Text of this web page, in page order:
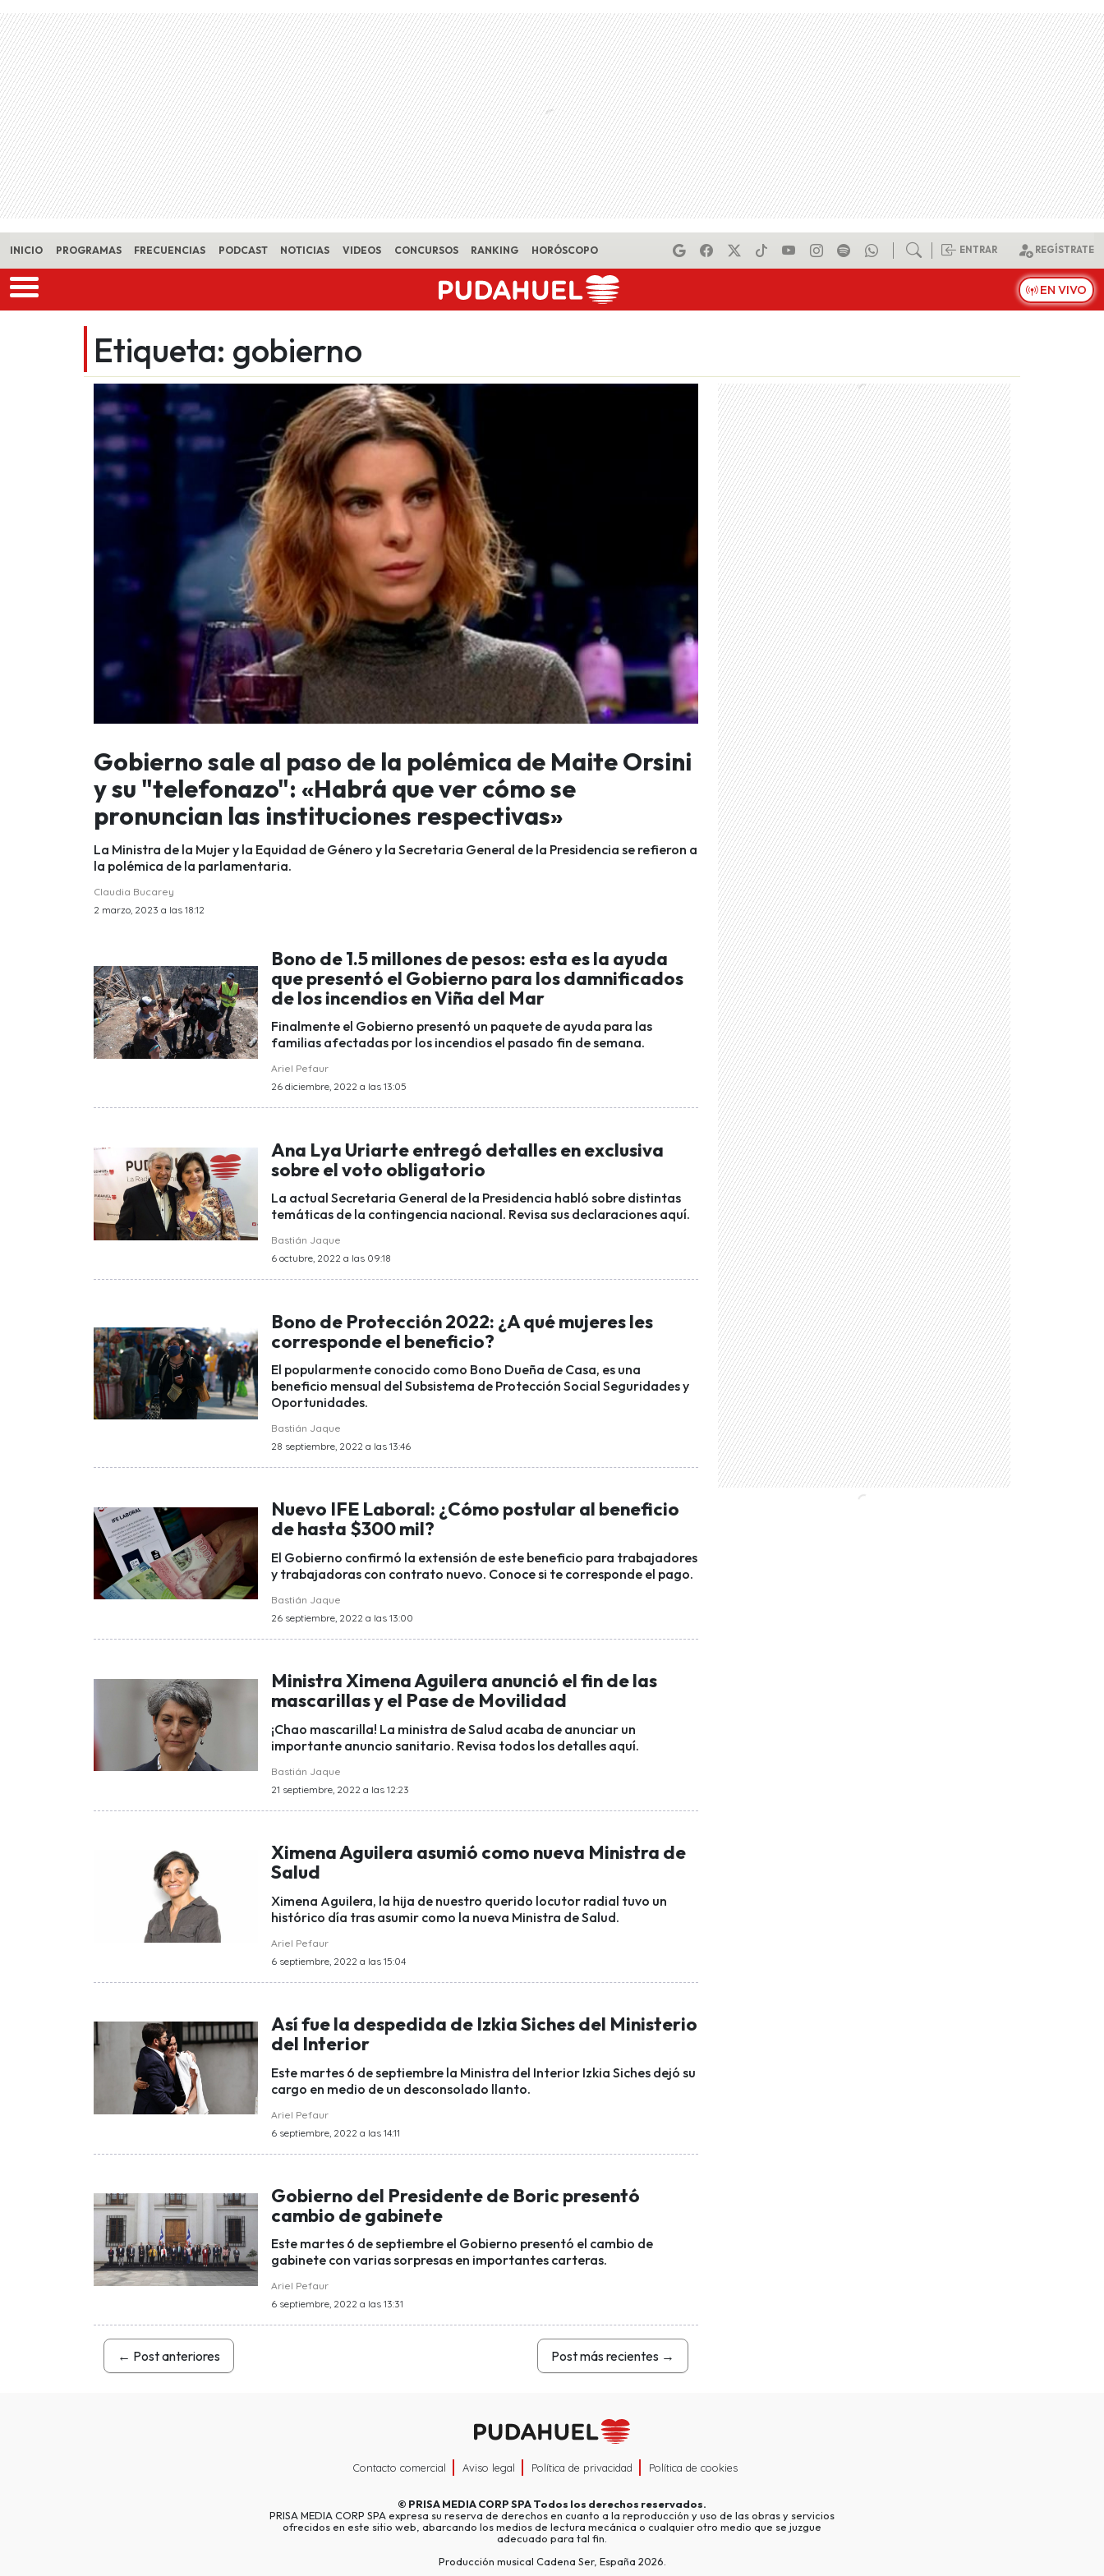
Skip to main content
INICIO PROGRAMAS FRECUENCIAS PODCAST NOTICIAS VIDEOS CONCURSOS RANKING HORÓSCOPO ENTRAR REGÍSTRATE
EN VIVO
Etiqueta: gobierno
Gobierno sale al paso de la polémica de Maite Orsini
y su "telefonazo": «Habrá que ver cómo se
pronuncian las instituciones respectivas»
La Ministra de la Mujer y la Equidad de Género y la Secretaria General de la Presidencia se refieron a
la polémica de la parlamentaria.
Claudia Bucarey
2 marzo, 2023 a las 18:12
Bono de 1.5 millones de pesos: esta es la ayuda
que presentó el Gobierno para los damnificados
de los incendios en Viña del Mar
Finalmente el Gobierno presentó un paquete de ayuda para las
familias afectadas por los incendios el pasado fin de semana.
Ariel Pefaur
26 diciembre, 2022 a las 13:05
Ana Lya Uriarte entregó detalles en exclusiva
sobre el voto obligatorio
La actual Secretaria General de la Presidencia habló sobre distintas
temáticas de la contingencia nacional. Revisa sus declaraciones aquí.
Bastián Jaque
6 octubre, 2022 a las 09:18
Bono de Protección 2022: ¿A qué mujeres les
corresponde el beneficio?
El popularmente conocido como Bono Dueña de Casa, es una
beneficio mensual del Subsistema de Protección Social Seguridades y
Oportunidades.
Bastián Jaque
28 septiembre, 2022 a las 13:46
Nuevo IFE Laboral: ¿Cómo postular al beneficio
de hasta $300 mil?
El Gobierno confirmó la extensión de este beneficio para trabajadores
y trabajadoras con contrato nuevo. Conoce si te corresponde el pago.
Bastián Jaque
26 septiembre, 2022 a las 13:00
Ministra Ximena Aguilera anunció el fin de las
mascarillas y el Pase de Movilidad
¡Chao mascarilla! La ministra de Salud acaba de anunciar un
importante anuncio sanitario. Revisa todos los detalles aquí.
Bastián Jaque
21 septiembre, 2022 a las 12:23
Ximena Aguilera asumió como nueva Ministra de
Salud
Ximena Aguilera, la hija de nuestro querido locutor radial tuvo un
histórico día tras asumir como la nueva Ministra de Salud.
Ariel Pefaur
6 septiembre, 2022 a las 15:04
Así fue la despedida de Izkia Siches del Ministerio
del Interior
Este martes 6 de septiembre la Ministra del Interior Izkia Siches dejó su
cargo en medio de un desconsolado llanto.
Ariel Pefaur
6 septiembre, 2022 a las 14:11
Gobierno del Presidente de Boric presentó
cambio de gabinete
Este martes 6 de septiembre el Gobierno presentó el cambio de
gabinete con varias sorpresas en importantes carteras.
Ariel Pefaur
6 septiembre, 2022 a las 13:31
← Post anteriores Post más recientes →
Contacto comercial Aviso legal Política de privacidad Política de cookies
© PRISA MEDIA CORP SPATodos los derechos reservados.
PRISA MEDIA CORP SPA expresa su reserva de derechos en cuanto a la reproducción y uso de las obras y servicios
ofrecidos en este sitio web, abarcando los medios de lectura mecánica o cualquier otro medio que se juzgue
adecuado para tal fin.
Producción musical Cadena Ser, España 2026.